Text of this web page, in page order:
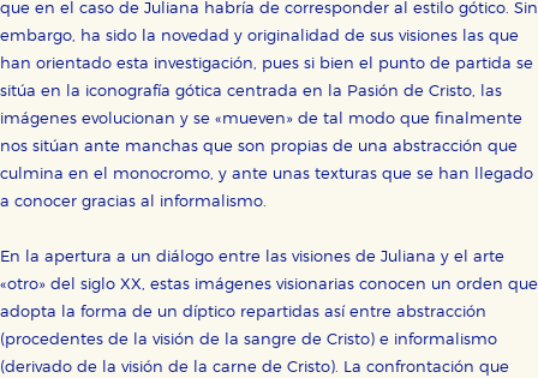
que en el caso de Juliana habría de corresponder al estilo gótico. Sin
embargo, ha sido la novedad y originalidad de sus visiones las que
han orientado esta investigación, pues si bien el punto de partida se
sitúa en la iconografía gótica centrada en la Pasión de Cristo, las
imágenes evolucionan y se «mueven» de tal modo que finalmente
nos sitúan ante manchas que son propias de una abstracción que
culmina en el monocromo, y ante unas texturas que se han llegado
a conocer gracias al informalismo.
En la apertura a un diálogo entre las visiones de Juliana y el arte
«otro» del siglo XX, estas imágenes visionarias conocen un orden que
adopta la forma de un díptico repartidas así entre abstracción
(procedentes de la visión de la sangre de Cristo) e informalismo
(derivado de la visión de la carne de Cristo). La confrontación que